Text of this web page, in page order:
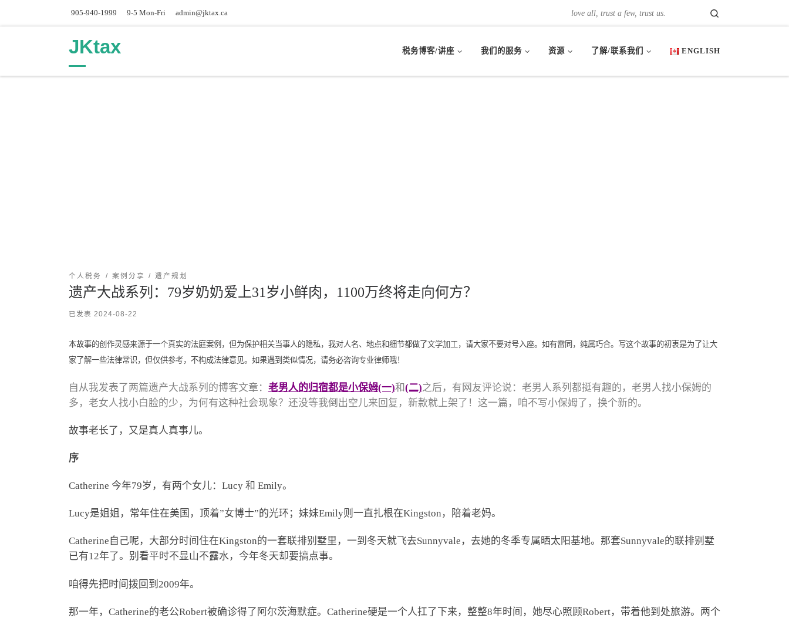
905-940-1999 9-5 Mon-Fri admin@jktax.ca love all, trust a few, trust us.
JKtax 税务博客/讲座 我们的服务 资源 了解/联系我们 ENGLISH
个人税务 案例分享 遗产规划
遗产大战系列：79岁奶奶爱上31岁小鲜肉，1100万终将走向何方？
已发表 2024-08-22
本故事的创作灵感来源于一个真实的法庭案例，但为保护相关当事人的隐私，我对人名、地点和细节都做了文学加工，请大家不要对号入座。如有雷同，纯属巧合。写这个故事的初衷是为了让大
家了解一些法律常识，但仅供参考，不构成法律意见。如果遇到类似情况，请务必咨询专业律师哦！
自从我发表了两篇遗产大战系列的博客文章： 老男人的归宿都是小保姆(一)和(二)之后，有网友评论说：老男人系列都挺有趣的，老男人找小保姆的
多，老女人找小白脸的少，为何有这种社会现象？ 还没等我倒出空儿来回复，新款就上架了！这一篇，咱不写小保姆了，换个新的。
故事老长了，又是真人真事儿。
序
Catherine 今年79岁，有两个女儿：Lucy 和 Emily。
Lucy是姐姐，常年住在美国，顶着”女博士”的光环；妹妹Emily则一直扎根在Kingston，陪着老妈。
Catherine自己呢，大部分时间住在Kingston的一套联排别墅里，一到冬天就飞去Sunnyvale，去她的冬季专属晒太阳基地。那套Sunnyvale的联排别墅
已有12年了。别看平时不显山不露水，今年冬天却要搞点事。
咱得先把时间拨回到2009年。
那一年，Catherine的老公Robert被确诊得了阿尔茨海默症。Catherine硬是一个人扛了下来，整整8年时间，她尽心照顾Robert，带着他到处旅游。两个